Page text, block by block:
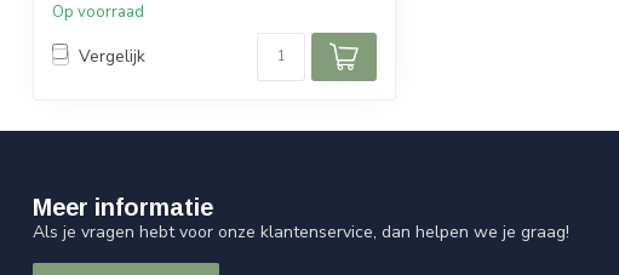
Op voorraad
Vergelijk
Meer informatie
Als je vragen hebt voor onze klantenservice, dan helpen we je graag!